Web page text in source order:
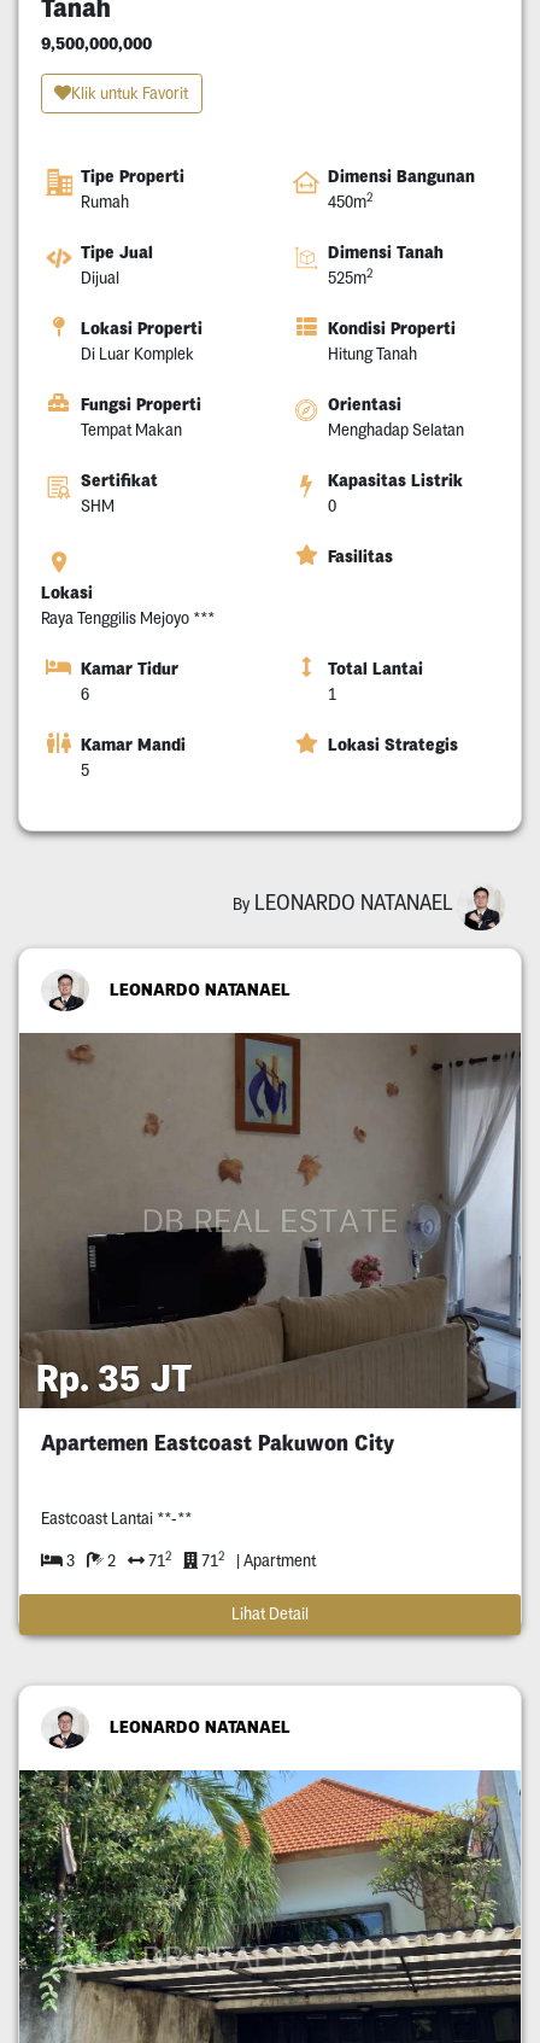
Tanah
9,500,000,000
Klik untuk Favorit
Tipe Properti
Rumah
Dimensi Bangunan
450m2
Tipe Jual
Dijual
Dimensi Tanah
525m2
Lokasi Properti
Di Luar Komplek
Kondisi Properti
Hitung Tanah
Fungsi Properti
Tempat Makan
Orientasi
Menghadap Selatan
Sertifikat
SHM
Kapasitas Listrik
0
Lokasi
Raya Tenggilis Mejoyo ***
Fasilitas
Kamar Tidur
6
Total Lantai
1
Kamar Mandi
5
Lokasi Strategis
By LEONARDO NATANAEL
LEONARDO NATANAEL
Rp. 35 JT
Apartemen Eastcoast Pakuwon City
Eastcoast Lantai **-**
3 2 712 712 | Apartment
Lihat Detail
LEONARDO NATANAEL